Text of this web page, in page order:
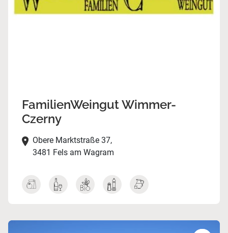
FamilienWeingut Wimmer-
Czerny
Obere Marktstraße 37,
3481 Fels am Wagram